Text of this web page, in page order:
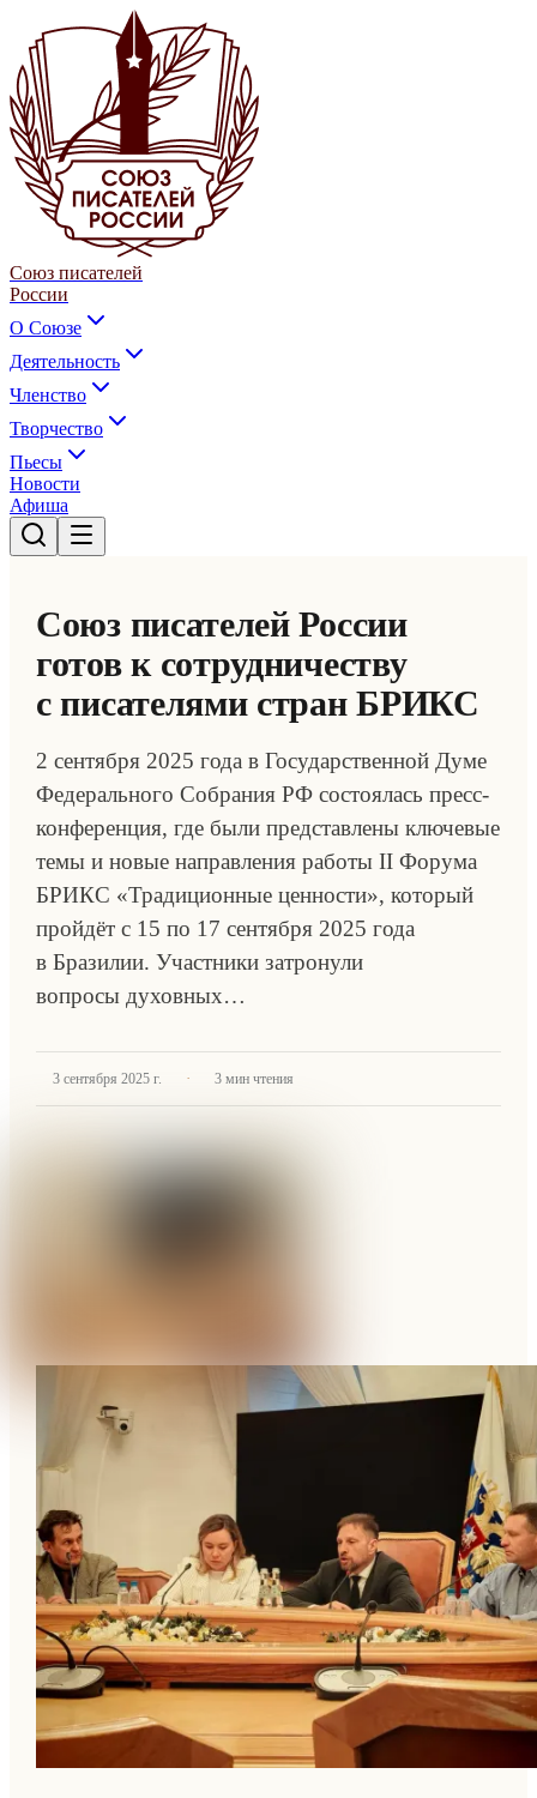
Союз писателей
России
О Союзе
Деятельность
Членство
Творчество
Пьесы
Новости
Афиша
Союз писателей России
готов к сотрудничеству
с писателями стран БРИКС
2 сентября 2025 года в Государственной Думе
Федерального Собрания РФ состоялась пресс-
конференция, где были представлены ключевые
темы и новые направления работы II Форума
БРИКС «Традиционные ценности», который
пройдёт с 15 по 17 сентября 2025 года
в Бразилии. Участники затронули
вопросы духовных…
3 сентября 2025 г. · 3 мин чтения